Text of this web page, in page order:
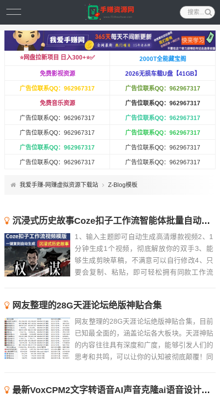
⭐️网盘拉新项目 日入300+⭐️✅ 2000T全能藏宝阁
免费影视资源 2026无损车载U盘【41GB】
广告位联系QQ：962967317 广告位联系QQ：962967317
免费音乐资源 广告位联系QQ：962967317
广告位联系QQ：962967317 广告位联系QQ：962967317
广告位联系QQ：962967317 广告位联系QQ：962967317
广告位联系QQ：962967317 广告位联系QQ：962967317
广告位联系QQ：962967317 广告位联系QQ：962967317
我爱手赚-网赚虚拟资源下载站 Z-Blog模板
沉浸式历史故事Coze扣子工作流智能体批量自动生成爆款视频教程
1、输入主题即可自动生成高清爆款视频2、1
分钟生成1个视频，彻底解放你的双手3、能
够生成剪映草稿，不满意可以自行修改4、只
要会复制、粘贴，即可轻松拥有同款工作流
网友整理的28G天涯论坛绝版神贴合集
网友整理的28G天涯论坛绝版神贴合集，目前
已知最全面的，涵盖论坛各大板块。天涯神贴
的内容往往具有深度和广度，能够引发人们的
思考和共鸣，可以让你的认知被彻底颠覆！同
过大的，可以先下载阅读天涯论坛的绝版神贴
最新VoxCPM2文字转语音AI声音克隆ai语音设计多角色对话影视解说